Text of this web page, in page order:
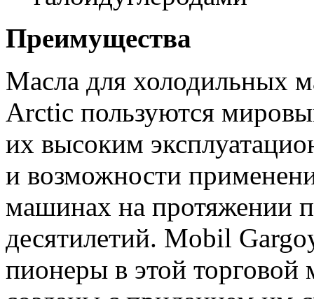
Преимущества
Масла для холодильных
Arctic пользуются
их высоким
и возможности
машинах на протяжении
десятилетий. Mobil
пионеры в этой